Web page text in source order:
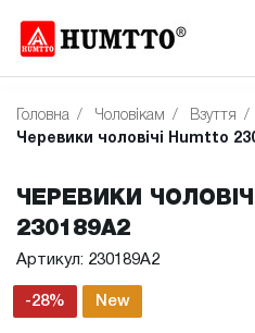
Головна / Чоловікам / Взуття /
Черевики чоловічі Humtto
-28% New
ЧЕРЕВИКИ
230189A2
Артикул: 230189A2